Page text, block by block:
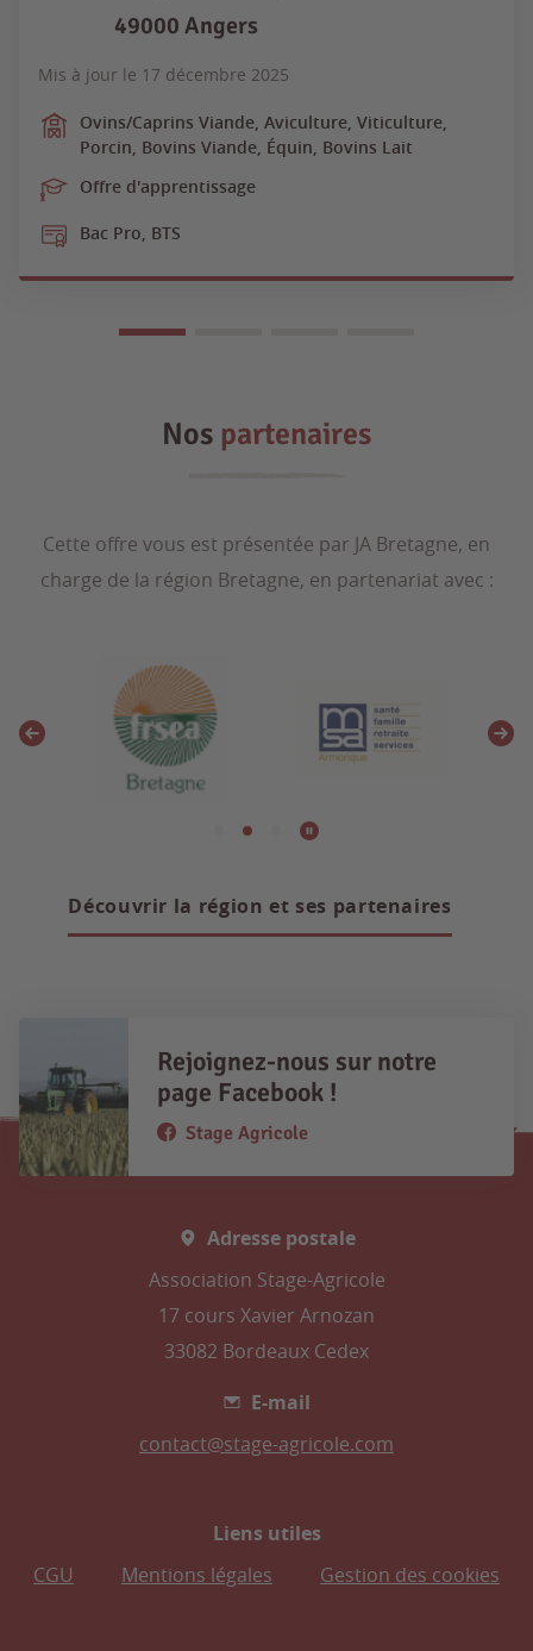
49000 Angers
Mis à jour le 17 décembre 2025
Ovins/Caprins Viande, Aviculture, Viticulture,
Porcin, Bovins Viande, Équin, Bovins Lait
Offre d'apprentissage
Bac Pro, BTS
Nos partenaires
Cette offre vous est présentée par JA Bretagne, en
charge de la région Bretagne, en partenariat avec :
Découvrir la région et ses partenaires
Rejoignez-nous sur notre
page Facebook !
Stage Agricole
Adresse postale
Association Stage-Agricole
17 cours Xavier Arnozan
33082 Bordeaux Cedex
E-mail
contact@stage-agricole.com
Liens utiles
CGU
Mentions légales Gestion des cookies